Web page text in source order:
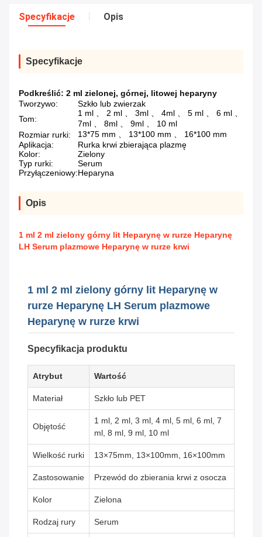
Specyfikacje Opis
Specyfikacje
Podkreślić: 2 ml zielonej, górnej, litowej heparyny
Tworzywo:
Szkło lub zwierzak
Tom:
1 ml 、 2 ml 、 3ml 、 4ml 、 5 ml 、 6 ml 、
7ml 、 8ml 、 9ml 、 10 ml
Rozmiar rurki:
13*75 mm 、 13*100 mm 、 16*100 mm
Aplikacja:
Rurka krwi zbierająca plazmę
Kolor:
Zielony
Typ rurki:
Serum
Przyłączeniowy:Heparyna
Opis
1 ml 2 ml zielony górny lit Heparynę w rurze Heparynę
LH Serum plazmowe Heparynę w rurze krwi
1 ml 2 ml zielony górny lit Heparynę w
rurze Heparynę LH Serum plazmowe
Heparynę w rurze krwi
Specyfikacja produktu
Atrybut Wartość
Materiał Szkło lub PET
Objętość
1 ml, 2 ml, 3 ml, 4 ml, 5 ml, 6 ml, 7
ml, 8 ml, 9 ml, 10 ml
Wielkość rurki 13×75mm, 13×100mm, 16×100mm
Zastosowanie Przewód do zbierania krwi z osocza
Kolor Zielona
Rodzaj rury Serum